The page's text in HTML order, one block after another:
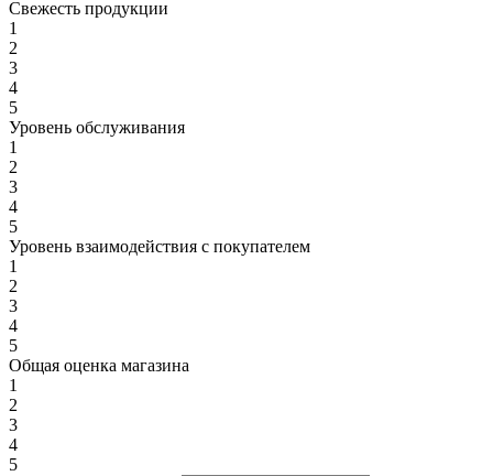
Свежесть продукции
1
2
3
4
5
Уровень обслуживания
1
2
3
4
5
Уровень взаимодействия с покупателем
1
2
3
4
5
Общая оценка магазина
1
2
3
4
5